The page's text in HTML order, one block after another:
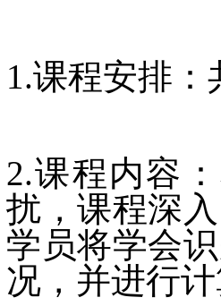
1.课程安排
2.课程内容
扰，课程深
学员将学会
况，并进行